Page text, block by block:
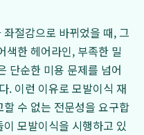
절감으로 바뀌었을 때, 그
색한 헤어라인, 부족한 밀
단순한 미용 문제를 넘어
. 이런 이유로 모발이식 재
수 없는 전문성을 요구합
모발이식을 시행하고 있